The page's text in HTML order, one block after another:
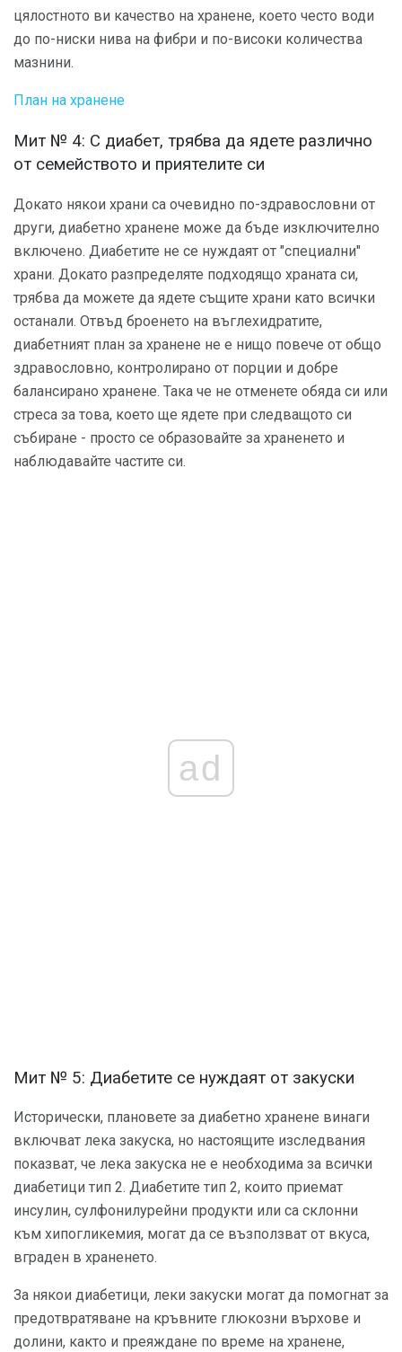
цялостното ви качество на хранене, което често води
до по-ниски нива на фибри и по-високи количества
мазнини.
План на хранене
Мит № 4: С диабет, трябва да ядете различно
от семейството и приятелите си
Докато някои храни са очевидно по-здравословни от
други, диабетно хранене може да бъде изключително
включено. Диабетите не се нуждаят от "специални"
храни. Докато разпределяте подходящо храната си,
трябва да можете да ядете същите храни като всички
останали. Отвъд броенето на въглехидратите,
диабетният план за хранене не е нищо повече от общо
здравословно, контролирано от порции и добре
балансирано хранене. Така че не отменете обяда си или
стреса за това, което ще ядете при следващото си
събиране - просто се образовайте за храненето и
наблюдавайте частите си.
ad
Мит № 5: Диабетите се нуждаят от закуски
Исторически, плановете за диабетно хранене винаги
включват лека закуска, но настоящите изследвания
показват, че лека закуска не е необходима за всички
диабетици тип 2. Диабетите тип 2, които приемат
инсулин, сулфонилурейни продукти или са склонни
към хипогликемия, могат да се възползват от вкуса,
вграден в храненето.
За някои диабетици, леки закуски могат да помогнат за
предотвратяване на кръвните глюкозни върхове и
долини, както и преяждане по време на хранене,